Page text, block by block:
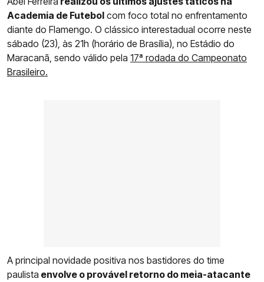
Academia de Futebol com foco total no enfrentamento
diante do Flamengo. O clássico interestadual ocorre neste
sábado (23), às 21h (horário de Brasília), no Estádio do
Maracanã, sendo válido pela 17ª rodada do Campeonato
Brasileiro.
A principal novidade positiva nos bastidores do time
paulista envolve o provável retorno do meia-atacante